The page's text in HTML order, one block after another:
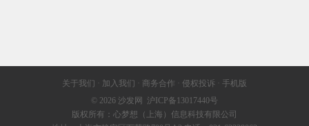
关于我们 · 加入我们 · 商务合作 · 侵权投诉 · 手机版
© 2026 沙发网 沪ICP备13017440号
版权所有：心梦想（上海）信息科技有限公司